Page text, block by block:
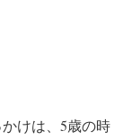
けは、5歳の時